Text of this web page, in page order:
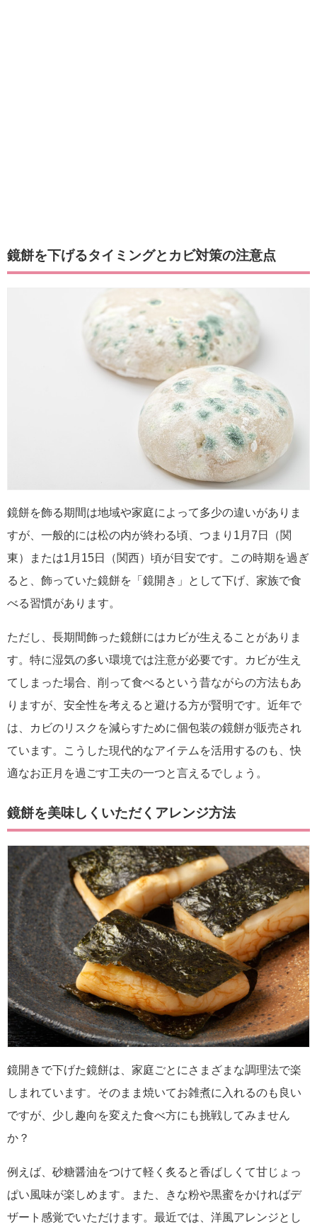
鏡餅を下げるタイミングとカビ対策の注意点
鏡餅を飾る期間は地域や家庭によって多少の違いがありま
すが、一般的には松の内が終わる頃、つまり1月7日（関
東）または1月15日（関西）頃が目安です。この時期を過ぎ
ると、飾っていた鏡餅を「鏡開き」として下げ、家族で食
べる習慣があります。
ただし、長期間飾った鏡餅にはカビが生えることがありま
す。特に湿気の多い環境では注意が必要です。カビが生え
てしまった場合、削って食べるという昔ながらの方法もあ
りますが、安全性を考えると避ける方が賢明です。近年で
は、カビのリスクを減らすために個包装の鏡餅が販売され
ています。こうした現代的なアイテムを活用するのも、快
適なお正月を過ごす工夫の一つと言えるでしょう。
鏡餅を美味しくいただくアレンジ方法
鏡開きで下げた鏡餅は、家庭ごとにさまざまな調理法で楽
しまれています。そのまま焼いてお雑煮に入れるのも良い
ですが、少し趣向を変えた食べ方にも挑戦してみません
か？
例えば、砂糖醤油をつけて軽く炙ると香ばしくて甘じょっ
ぱい風味が楽しめます。また、きな粉や黒蜜をかければデ
ザート感覚でいただけます。最近では、洋風アレンジとし